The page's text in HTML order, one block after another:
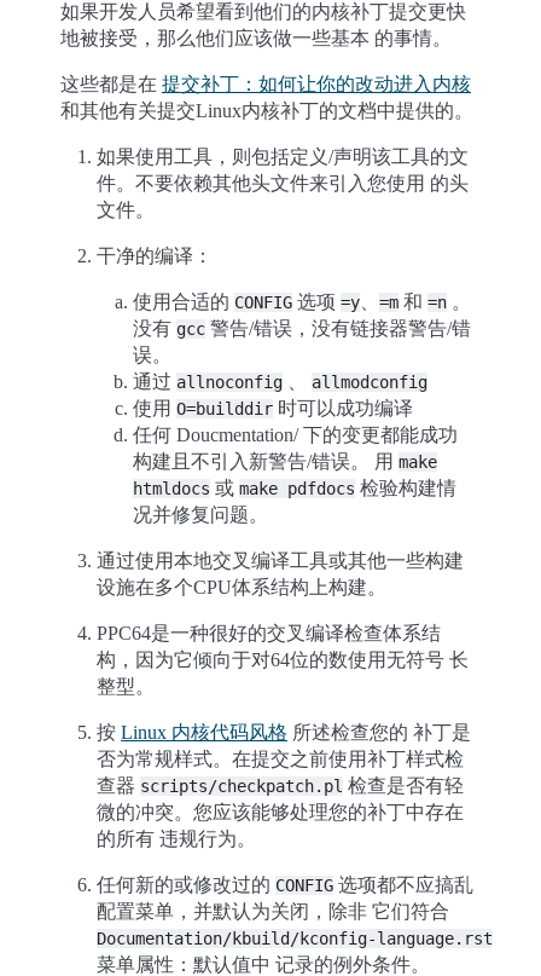
如果开发人员希望看到他们的内核补丁提交更快
地被接受，那么他们应该做一些基本 的事情。
这些都是在 提交补丁：如何让你的改动进入内核
和其他有关提交Linux内核补丁的文档中提供的。
如果使用工具，则包括定义/声明该工具的文
件。不要依赖其他头文件来引入您使用 的头
文件。
干净的编译：
使用合适的 CONFIG 选项 =y =m 和 =n 。
没有 gcc 警告/错误，没有链接器警告/错
误。
通过 allnoconfig allmodconfig
使用 O=builddir 时可以成功编译
任何 Doucmentation/ 下的变更都能成功
构建且不引入新警告/错误。 用 make
htmldocs 或 make pdfdocs 检验构建情
况并修复问题。
通过使用本地交叉编译工具或其他一些构建
设施在多个CPU体系结构上构建。
PPC64是一种很好的交叉编译检查体系结
构，因为它倾向于对64位的数使用无符号 长
整型。
按 Linux 内核代码风格 所述检查您的 补丁是
否为常规样式。在提交之前使用补丁样式检
查器 scripts/checkpatch.pl 检查是否有轻
微的冲突。您应该能够处理您的补丁中存在
的所有 违规行为。
任何新的或修改过的 CONFIG 选项都不应搞乱
配置菜单，并默认为关闭，除非 它们符合
Documentation/kbuild/kconfig-language.rst
菜单属性：默认值中 记录的例外条件。